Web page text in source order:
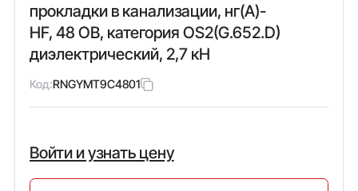
прокладки в канализации, нг(А)-
HF, 48 ОВ, категория OS2(G.652.D)
диэлектрический, 2,7 кН
Код:RNGYMT9C4801
Войти и узнать цену